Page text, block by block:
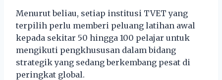
Menurut beliau, setiap institusi TVET yang
terpilih perlu memberi peluang latihan awal
kepada sekitar 50 hingga 100 pelajar untuk
mengikuti pengkhususan dalam bidang
strategik yang sedang berkembang pesat di
peringkat global.